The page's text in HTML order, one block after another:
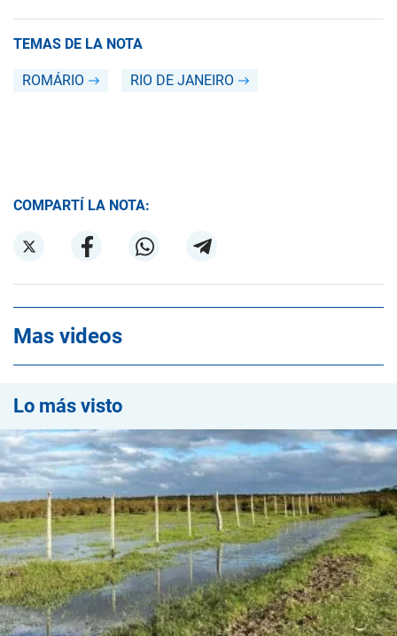
TEMAS DE LA NOTA
ROMÁRIO RIO DE JANEIRO
COMPARTÍ LA NOTA:
Mas videos
Lo más visto